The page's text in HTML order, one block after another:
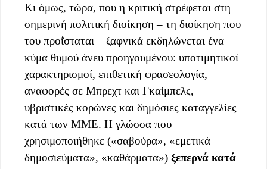
Κι όμως, τώρα, που η κριτική στρέφεται στη
σημερινή πολιτική διοίκηση – τη διοίκηση που
του προΐσταται – ξαφνικά εκδηλώνεται ένα
κύμα θυμού άνευ προηγουμένου: υποτιμητικοί
χαρακτηρισμοί, επιθετική φρασεολογία,
αναφορές σε Μπρεχτ και Γκαίμπελς,
υβριστικές κορώνες και δημόσιες καταγγελίες
κατά των ΜΜΕ. Η γλώσσα που
χρησιμοποιήθηκε («σαβούρα», «εμετικά
δημοσιεύματα», «καθάρματα») ξεπερνά κατά